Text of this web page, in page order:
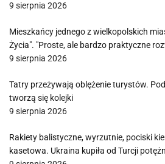
9 sierpnia 2026
Mieszkańcy jednego z wielkopolskich
Życia". "Proste, ale bardzo praktyczne
9 sierpnia 2026
Tatry przeżywają oblężenie turystów.
tworzą się kolejki
9 sierpnia 2026
Rakiety balistyczne, wyrzutnie, pociski
kasetowa. Ukraina kupiła od Turcji